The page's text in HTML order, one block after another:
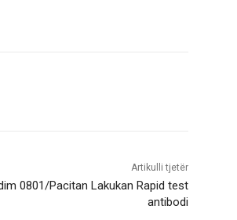
Artikulli tjetër
0801/Pacitan Lakukan Rapid test
antibodi